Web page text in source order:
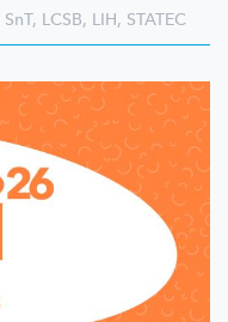
SnT, LCSB, LIH, STATEC